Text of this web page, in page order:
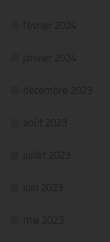
février 2024
janvier 2024
décembre 2023
août 2023
juillet 2023
juin 2023
mai 2023